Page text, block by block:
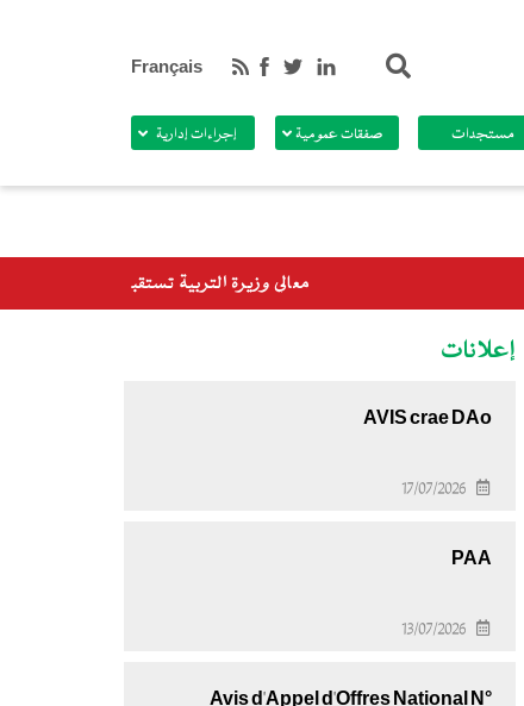
Français
مستجدات صفقات عمومية إجراءات إدارية
معالي وزيرة التربية تستقبل وفدا من برنامج الأغذية العالمي
إعلانات
AVIS crae DAo
17/07/2026
PAA
13/07/2026
Avis d'Appel d'Offres National N°